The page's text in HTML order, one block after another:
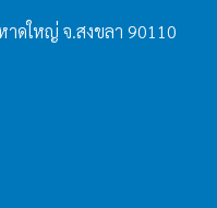
ดใหญ่ จ.สงขลา 90110